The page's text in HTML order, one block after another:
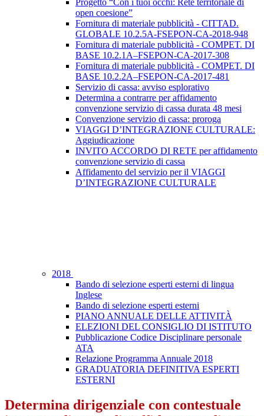
Progetto “Con i tuoi occhi: Rete territoriale di
open coesione”
Fornitura di materiale pubblicità - CITTAD.
GLOBALE 10.2.5A-FSEPON-CA-2018-948
Fornitura di materiale pubblicità - COMPET. DI
BASE 10.2.1A–FSEPON-CA-2017-308
Fornitura di materiale pubblicità - COMPET. DI
BASE 10.2.2A–FSEPON-CA-2017-481
Servizio di cassa: avviso esplorativo
Determina a contrarre per affidamento
convenzione servizio di cassa durata 48 mesi
Convenzione servizio di cassa: proroga
VIAGGI D’INTEGRAZIONE CULTURALE:
Aggiudicazione
INVITO ACCORDO DI RETE per affidamento
convenzione servizio di cassa
Affidamento del servizio per il VIAGGI
D’INTEGRAZIONE CULTURALE
2018
Bando di selezione esperti esterni di lingua
Inglese
Bando di selezione esperti esterni
PIANO ANNUALE DELLE ATTIVITÀ
ELEZIONI DEL CONSIGLIO DI ISTITUTO
Pubblicazione Codice Disciplinare personale
ATA
Relazione Programma Annuale 2018
GRADUATORIA DEFINITIVA ESPERTI
ESTERNI
Determina dirigenziale con contestuale